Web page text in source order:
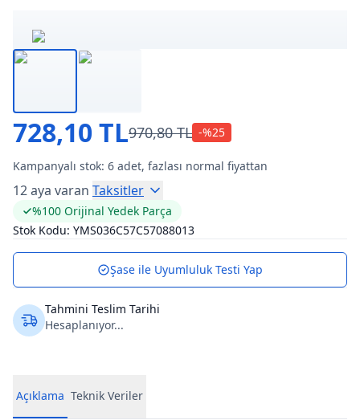
728,10 TL970,80 TL -%25
Kampanyalı stok: 6 adet, fazlası normal fiyattan
12 aya varan Taksitler
%100 Orijinal Yedek Parça
Stok Kodu: YMS036C57C57088013
Şase ile Uyumluluk Testi Yap
Tahmini Teslim Tarihi
Hesaplanıyor...
Açıklama Teknik Veriler